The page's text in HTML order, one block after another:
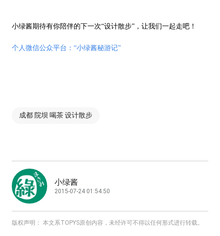
小绿酱期待有你陪伴的下一次“设计散步”，让我们一起走吧！
个人微信公众平台：“小绿酱秘游记”
成都 院坝 喝茶 设计散步
小绿酱
2015-07-24 01:54:50
版权声明： 本文系TOPYS原创内容，未经许可不得以任何形式进行转载。